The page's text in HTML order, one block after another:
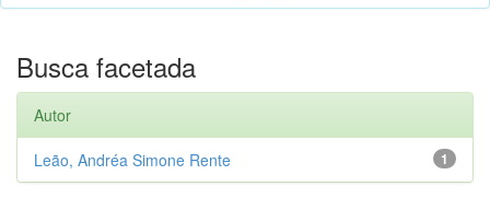
Busca facetada
Autor
1
Leão, Andréa Simone Rente